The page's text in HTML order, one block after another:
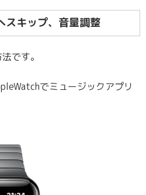
スキップ、音量調整
です。
でミュージックアプリ